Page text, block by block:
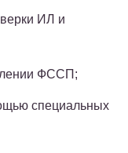
ИЛ и
ФССП;
специальных